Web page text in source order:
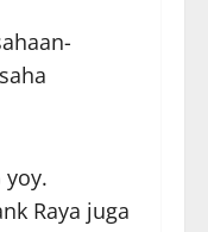
Raya juga